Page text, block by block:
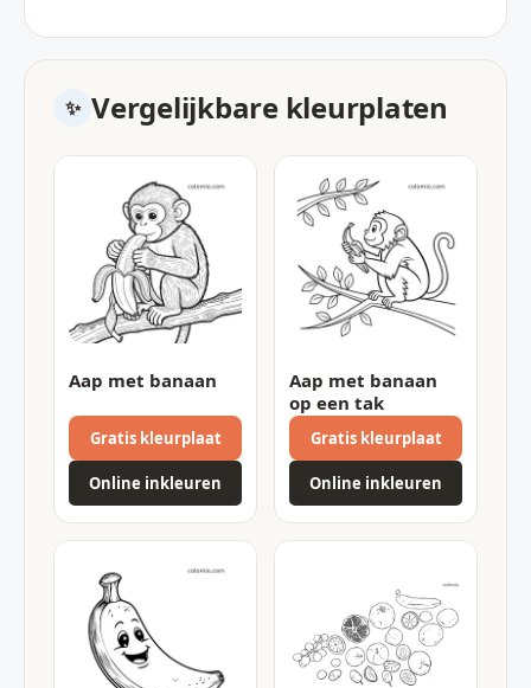
Vergelijkbare kleurplaten
Aap met banaan
Gratis kleurplaat
Online inkleuren
Aap met banaan
op een tak
Gratis kleurplaat
Online inkleuren